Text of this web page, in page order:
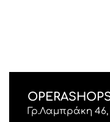
Γρ.Λαμπράκη 46,